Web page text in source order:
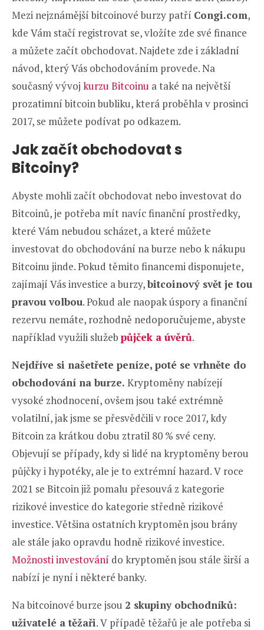
Mezi nejznámější bitcoinové burzy patří Congi.com,
kde Vám stačí registrovat se, vložíte zde své finance
a můžete začít obchodovat. Najdete zde i základní
návod, který Vás obchodováním provede. Na
současný vývoj kurzu Bitcoinu a také na největší
prozatimní bitcoin bubliku, která proběhla v prosinci
2017, se můžete podívat po odkazem.
Jak začít obchodovat s
Bitcoiny?
Abyste mohli začít obchodovat nebo investovat do
Bitcoinů, je potřeba mít navíc finanční prostředky,
které Vám nebudou scházet, a které můžete
investovat do obchodování na burze nebo k nákupu
Bitcoinu jinde. Pokud těmito financemi disponujete,
zajímají Vás investice a burzy,bitcoinový svět je tou
pravou volbou. Pokud ale naopak úspory a finanční
rezervu nemáte, rozhodně nedoporučujeme, abyste
například využili služeb půjček a úvěrů.
Nejdříve si našetřete peníze, poté se vrhněte do
obchodování na burze. Kryptoměny nabízejí
vysoké zhodnocení, ovšem jsou také extrémně
volatilní, jak jsme se přesvědčili v roce 2017, kdy
Bitcoin za krátkou dobu ztratil 80 % své ceny.
Objevují se případy, kdy si lidé na kryptoměny berou
půjčky i hypotéky, ale je to extrémní hazard. V roce
2021 se Bitcoin již pomalu přesouvá z kategorie
rizikové investice do kategorie středně rizikové
investice. Většina ostatních kryptoměn jsou brány
ale stále jako opravdu hodně rizikové investice.
Možnosti investování do kryptoměn jsou stále širší a
nabízí je nyní i některé banky.
Na bitcoinové burze jsou 2 skupiny obchodníků:
uživatelé a těžaři. V případě těžařů je ale potřeba si